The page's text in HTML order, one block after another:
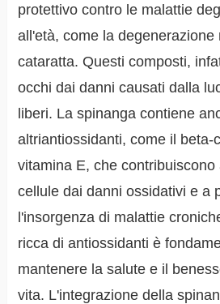
protettivo contro le malattie
all'età, come la degenerazione
cataratta. Questi composti,
occhi dai danni causati dalla
liberi. La spinanga contiene
altriantiossidanti, come il beta-
vitamina E, che
cellule dai danni ossidativi e a
l'insorgenza di malattie
ricca di antiossidanti è
mantenere la salute e il
vita. L'integrazione della